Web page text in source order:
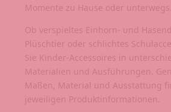
Momente zu Hause oder unterwegs.
Ob verspieltes Einhorn- und
Plüschtier oder schlichtes
Sie Kinder-Accessoires in
Materialien und Ausführungen.
Maßen, Material und Ausstattung
jeweiligen Produktinformationen.